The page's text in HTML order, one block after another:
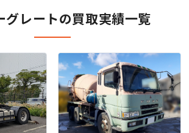
グレートの買取実績一覧